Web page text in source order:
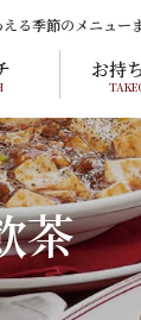
る季節のメニュー
お持
茶